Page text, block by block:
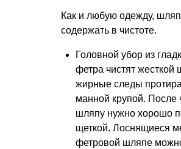
Как и любую одежду,
содержать в чистоте.
Головной убор из
фетра чистят жесткой
жирные следы
манной крупой. После
шляпу нужно хорошо
щеткой. Лоснящиеся
фетровой шляпе